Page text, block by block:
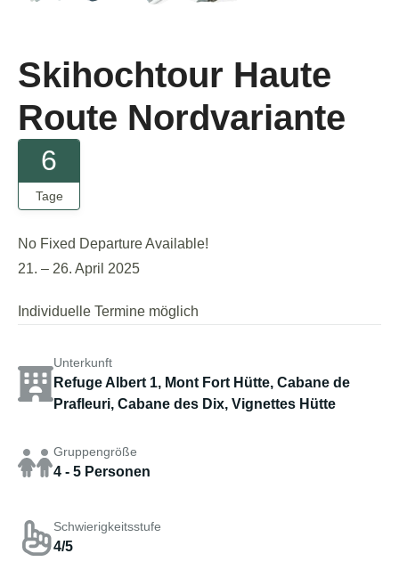
Skihochtour Haute
Route Nordvariante
6
Tage
No Fixed Departure Available!
21. – 26. April 2025
Individuelle Termine möglich
Unterkunft
Refuge Albert 1, Mont Fort Hütte, Cabane de
Prafleuri, Cabane des Dix, Vignettes Hütte
Gruppengröße
4 - 5 Personen
Schwierigkeitsstufe
4/5